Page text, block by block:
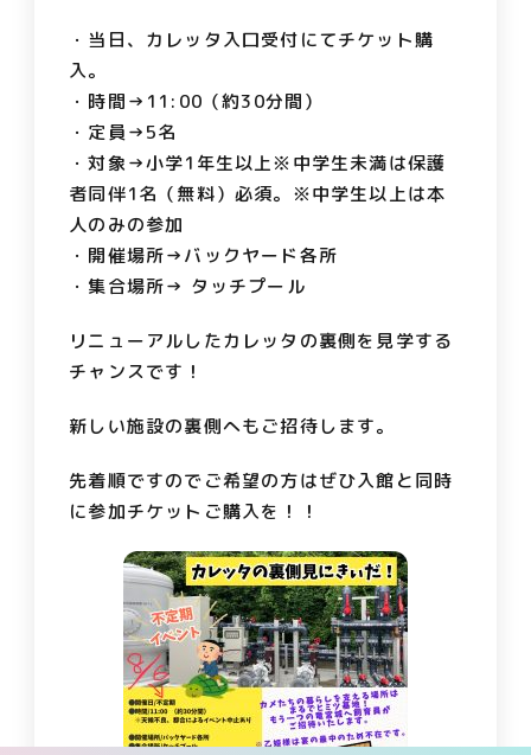
・当日、カレッタ入口受付にてチケット購
入。
・時間→11:00（約30分間）
・定員→5名
・対象→小学1年生以上※中学生未満は保護
者同伴1名（無料）必須。※中学生以上は本
人のみの参加
・開催場所→バックヤード各所
・集合場所→ タッチプール
リニューアルしたカレッタの裏側を見学する
チャンスです！
新しい施設の裏側へもご招待します。
先着順ですのでご希望の方はぜひ入館と同時
に参加チケットご購入を！！